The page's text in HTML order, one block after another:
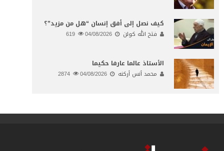
كيف نصل إلى أفق إنسان “هل من مزيد”؟
فتح الله كولن 04/08/2026
الأستاذ عالما عارفا حكيما
محمد أنس أركنه 04/08/2026